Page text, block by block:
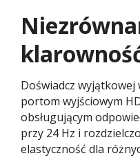
Doświadcz
portom wyjściowym
obsługującym
przy 24 Hz i
elastyczność dla